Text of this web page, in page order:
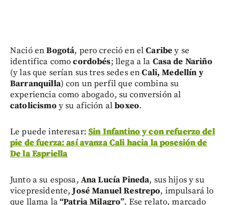
Nació enBogotá, pero creció en elCaribey se
identifica comocordobés; llega a la Casa de Nariño
(y las que serían sus tres sedes enCali, Medellín y
Barranquilla) con un perfil que combina su
experiencia como abogado, su conversión al
catolicismo y su afición alboxeo.
Le puede interesar: Sin Infantino y con refuerzo del
pie de fuerza: así avanza Cali hacia la posesión de
De la Espriella
Junto a su esposa, Ana Lucía Pineda, sus hijos y su
vicepresidente,José Manuel Restrepo, impulsará lo
que llama la“Patria Milagro”. Ese relato, marcado